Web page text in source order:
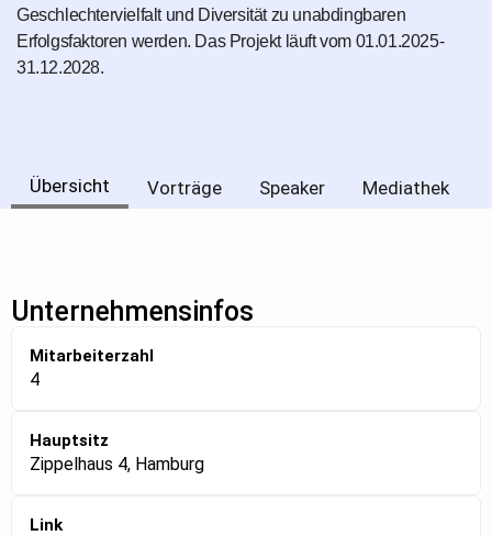
Geschlechtervielfalt und Diversität zu unabdingbaren
Erfolgsfaktoren werden. Das Projekt läuft vom 01.01.2025-
31.12.2028.
Übersicht Vorträge Speaker Mediathek
Unternehmensinfos
Mitarbeiterzahl
4
Hauptsitz
Zippelhaus 4, Hamburg
Link